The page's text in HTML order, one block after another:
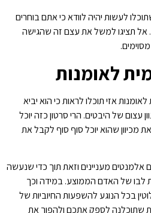
לעשות יהיה לוודא כי אתם בוחרים
אל תציגו למשל את עצם זה שהגישה
לאומנות
אזי תוכלו לראות כי הוא יביא
של היבטים. הרי סרטון כזה יוכל
מכיוון שהוא יוכל סוף סוף לקבל את
אלמנטים מעניינים וזאת תוך כדי שנעשה
של האדם הממוצע. במידה וכך
בכל הנוגע להשפעות החיוביות של
שתוכלנה לספק אתכם ולהפוך את